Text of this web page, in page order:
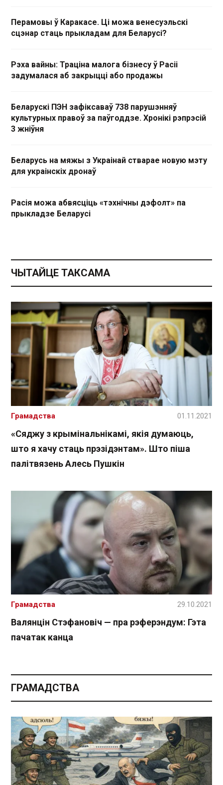
Перамовы ў Каракасе. Ці можа венесуэльскі
сцэнар стаць прыкладам для Беларусі?
Рэха вайны: Траціна малога бізнесу ў Расіі
задумалася аб закрыцці або продажы
Беларускі ПЭН зафіксаваў 738 парушэнняў
культурных правоў за паўгоддзе. Хронікі рэпрэсій
3 жніўня
Беларусь на мяжы з Украінай стварае новую мэту
для украінскіх дронаў
Расія можа абвясціць «тэхнічны дэфолт» па
прыкладзе Беларусі
ЧЫТАЙЦЕ ТАКСАМА
«Сяджу з крымінальнікамі, якія думаюць,
што я хачу стаць прэзідэнтам». Што піша
палітвязень Алесь Пушкін
Грамадства 01.11.2021
Валянцін Стэфановіч — пра рэферэндум: Гэта
пачатак канца
Грамадства 29.10.2021
ГРАМАДСТВА